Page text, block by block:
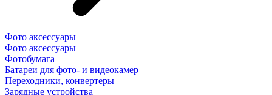
Фото аксессуары
Фото аксессуары
Фотобумага
Батареи для фото- и видеокамер
Переходники, конвертеры
Зарядные устройства